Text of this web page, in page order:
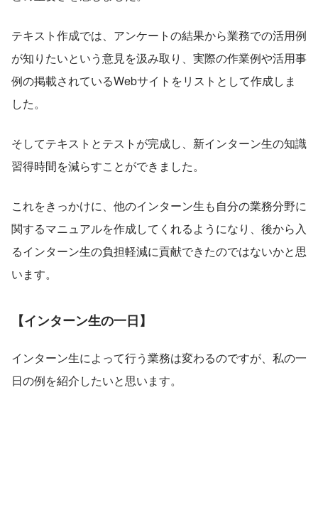
テキスト作成では、アンケートの結果から業務での活用例
が知りたいという意見を汲み取り、実際の作業例や活用事
例の掲載されているWebサイトをリストとして作成しま
した。
そしてテキストとテストが完成し、新インターン生の知識
習得時間を減らすことができました。
これをきっかけに、他のインターン生も自分の業務分野に
関するマニュアルを作成してくれるようになり、後から入
るインターン生の負担軽減に貢献できたのではないかと思
います。
【インターン生の一日】
インターン生によって行う業務は変わるのですが、私の一
日の例を紹介したいと思います。